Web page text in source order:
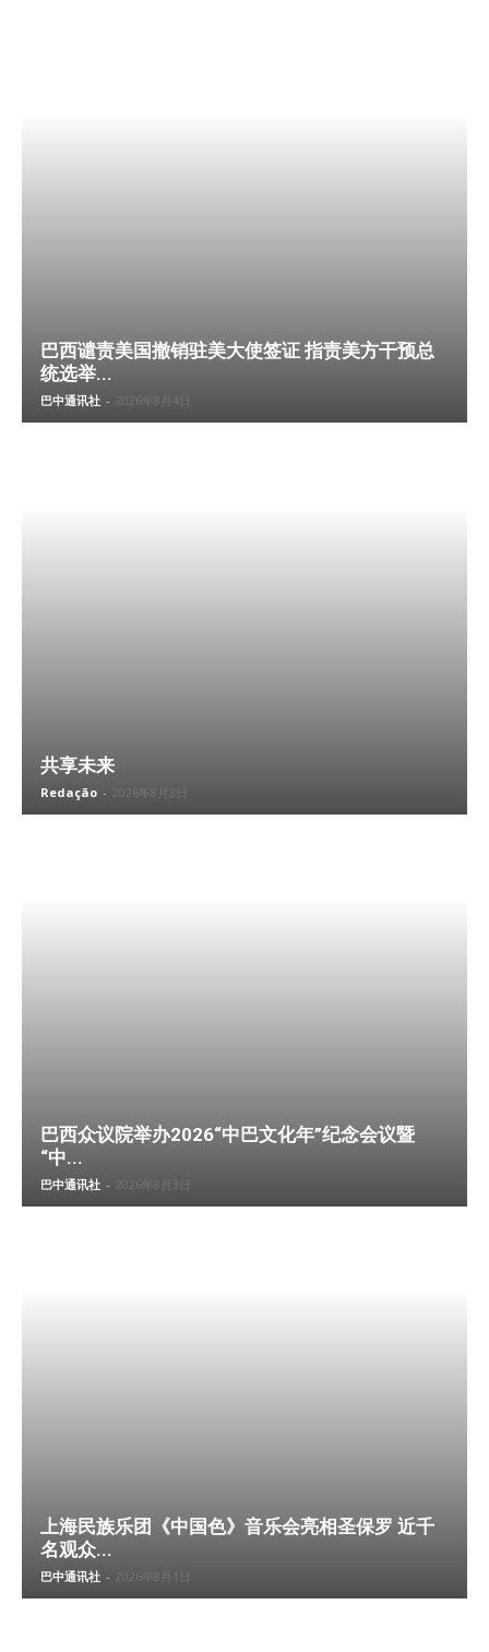
巴西谴责美国撤销驻美大使签证 指责美方干预总
统选举...
巴中通讯社 - 2026年8月4日
共享未来
Redação - 2026年8月3日
巴西众议院举办2026“中巴文化年”纪念会议暨
“中...
巴中通讯社 - 2026年8月3日
上海民族乐团《中国色》音乐会亮相圣保罗 近千
名观众...
巴中通讯社 - 2026年8月1日